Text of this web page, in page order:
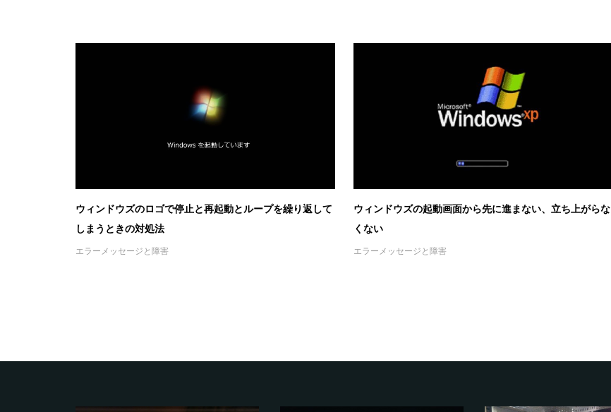
ウィンドウズのロゴで停止と再起動とループを繰り返して
しまうときの対処法
エラーメッセージと障害
ウィンドウズの起動画面から先に進まない、立ち上がらな
くない
エラーメッセージと障害